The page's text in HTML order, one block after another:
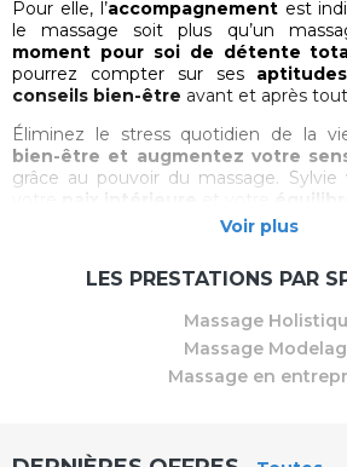
Pour elle, l’accompagnementest
le massage soit plus qu’un
moment pour soi de détente
pourrez compter sur ses
conseils bien-être avant et après
Éliminez le stress quotidien de la
bien-être et augmentez votre
grâce au pouvoir du massage.
Elle se déplace à domicile tout autour
de 20 kms, hors Marseille et Aix en
(rayon de 20 kms)
huiles, serviettes, têtières
Pour le massage Amma assis,
dans tout le
(ou villes limitrophes) avec
Voir plus
LES PRESTATIONS PAR
Massage
Massage
Massage en